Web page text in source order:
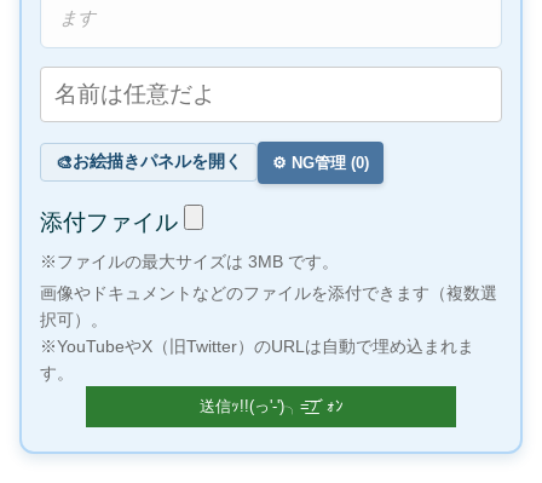
ます
🎨お絵描きパネルを開く ⚙️ NG管理 (0)
添付ファイル
※ファイルの最大サイズは 3MB です。
画像やドキュメントなどのファイルを添付できます（複数選
択可）。
※YouTubeやX（旧Twitter）のURLは自動で埋め込まれま
す。